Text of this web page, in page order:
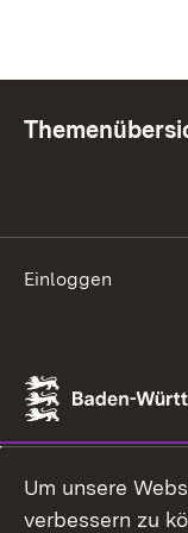
Einloggen
Um unsere
verbessern zu